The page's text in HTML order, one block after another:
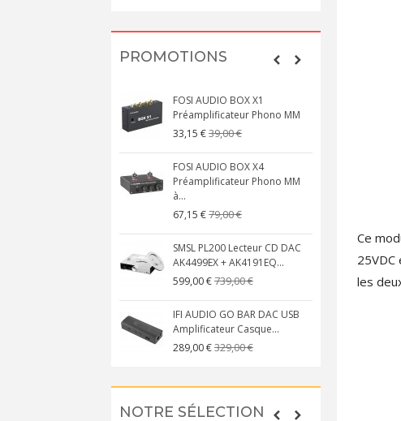
PROMOTIONS
FOSI AUDIO BOX X1
Préamplificateur Phono MM
33,15 €39,00 €
FOSI AUDIO BOX X4
Préamplificateur Phono MM
à...
67,15 €79,00 €
SMSL PL200 Lecteur CD DAC
AK4499EX + AK4191EQ...
599,00 €739,00 €
IFI AUDIO GO BAR DAC USB
Amplificateur Casque...
289,00 €329,00 €
579,00
NOTRE SÉLECTION
Ce
les